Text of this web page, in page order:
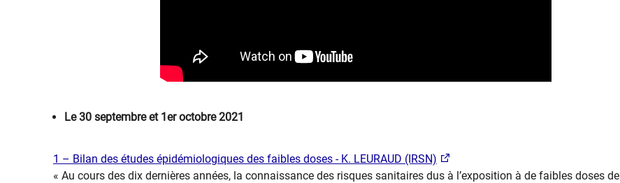
​Le 30 septembre et 1er octobre 2021
1 – Bilan des études épidémiologiques des faibles doses - K. LEURAUD (IRSN)​
« Au cours des dix dernières années, la connaissance des risques sanitaires dus à l’exposition à de faibles doses de